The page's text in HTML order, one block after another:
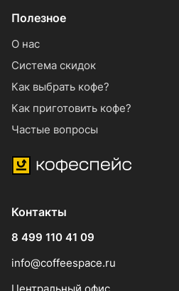
Полезное
О нас
Система скидок
Как выбрать кофе?
Как приготовить кофе?
Частые вопросы
Контакты
8 499 110 41 09
info@coffeespace.ru